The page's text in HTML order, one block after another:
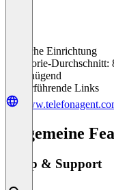
Einfache Einrichtung
Kategorie-Durchschnitt:
Ungenügend
Weiterführende Links
Allgemeine
Setup & Support